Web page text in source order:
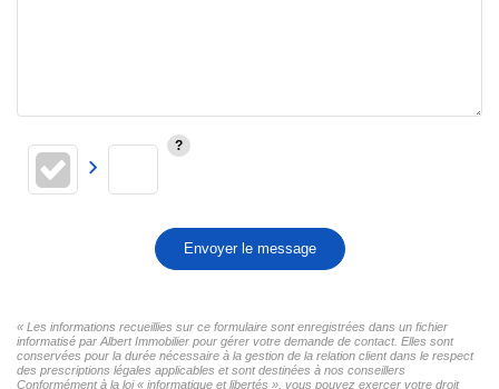
Envoyer le message
« Les informations recueillies sur ce formulaire sont enregistrées dans un fichier
informatisé par Albert Immobilier pour gérer votre demande de contact. Elles sont
conservées pour la durée nécessaire à la gestion de la relation client dans le respect
des prescriptions légales applicables et sont destinées à nos conseillers
Conformément à la loi « informatique et libertés », vous pouvez exercer votre droit